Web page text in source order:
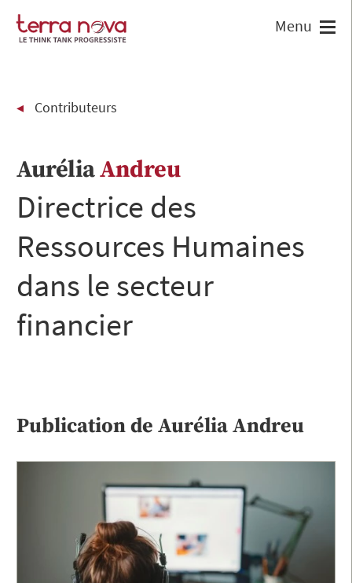
Contributeurs
AuréliaAndreu
Directrice des
Ressources Humaines
dans le secteur
financier
Publication de AuréliaAndreu